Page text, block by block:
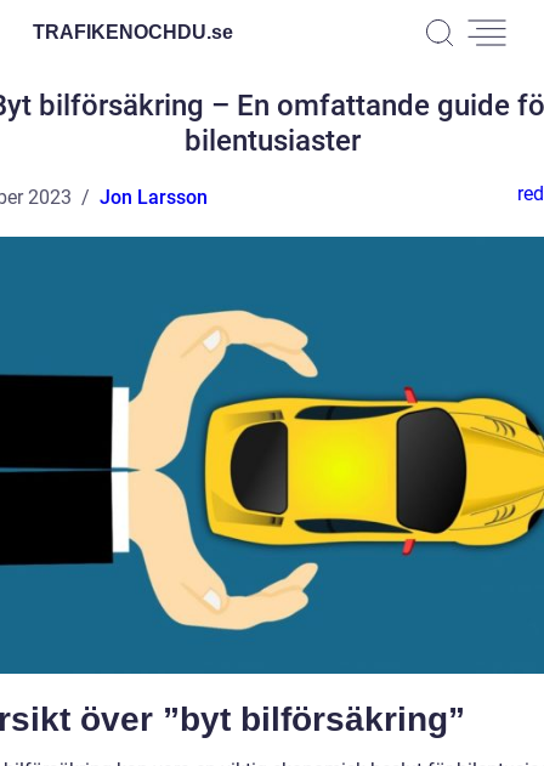
TRAFIKENOCHDU.se
bilförsäkring – En omfattande guide
bilentusiaster
2023 Jon Larsson
över ”byt bilförsäkring”